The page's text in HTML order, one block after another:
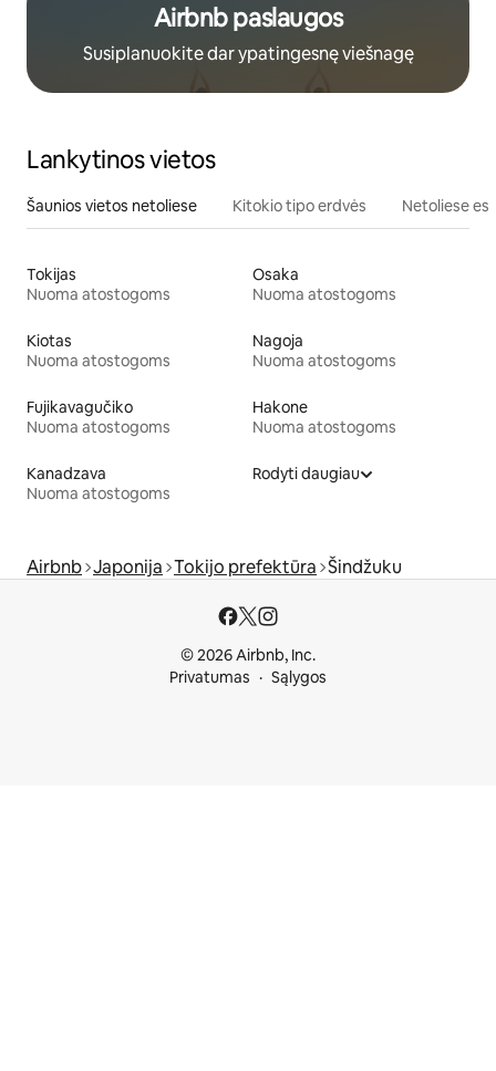
Airbnb paslaugos
Susiplanuokite dar ypatingesnę viešnagę
Lankytinos vietos
Šaunios vietos netoliese Kitokio tipo erdvės Netoliese
Tokijas
Nuoma atostogoms
Osaka
Nuoma atostogoms
Kiotas
Nuoma atostogoms
Nagoja
Nuoma atostogoms
Fujikavagučiko
Nuoma atostogoms
Hakone
Nuoma atostogoms
Kanadzava
Nuoma atostogoms
Rodyti daugiau
Airbnb Japonija Tokijo prefektūra Šindžuku
© 2026 Airbnb, Inc.
Privatumas
Sąlygos